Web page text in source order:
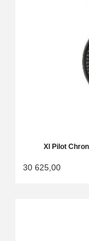
Xl Pilot
30 625,00